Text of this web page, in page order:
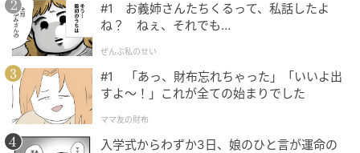
#1 お義姉さんたちくるって、私話したよ
ね？ ねぇ、それでも…
ぜんぶ私のせい
#1 「あっ、財布忘れちゃった」「いいよ出
すよ〜！」これが全ての始まりでした
ママ友の財布
入学式からわずか3日、娘のひと言が運命の